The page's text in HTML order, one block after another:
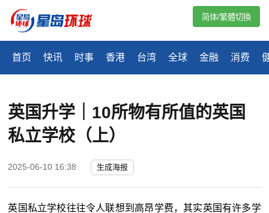
首页 快讯 时事 香港 台湾 全球 金融 消费
简体/繁體切換
英国升学｜10所物有所值的英国
私立学校（上）
2025-06-10 16:38 生成海报
英国私立学校往往令人联想到高昂学费，其实英国有许多学